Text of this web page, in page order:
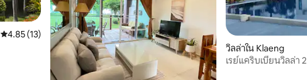
คะแนนเฉลี่ย 4.85 จาก 5, 13 รีวิว
4.85 (13)
วิลล่าใน Klaeng
เรย์แคริบเบียนวิลล่า 2